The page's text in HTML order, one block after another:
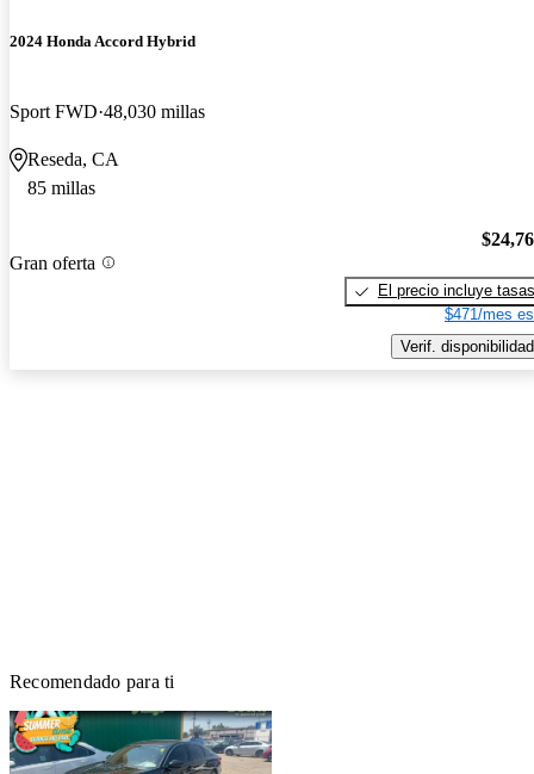
2024 Honda Accord Hybrid
Sport FWD 48,030 millas
Reseda, CA
85 millas
Gran oferta
El precio incluye tasas
$471/mes
Verif. disponibilidad
Recomendado para ti